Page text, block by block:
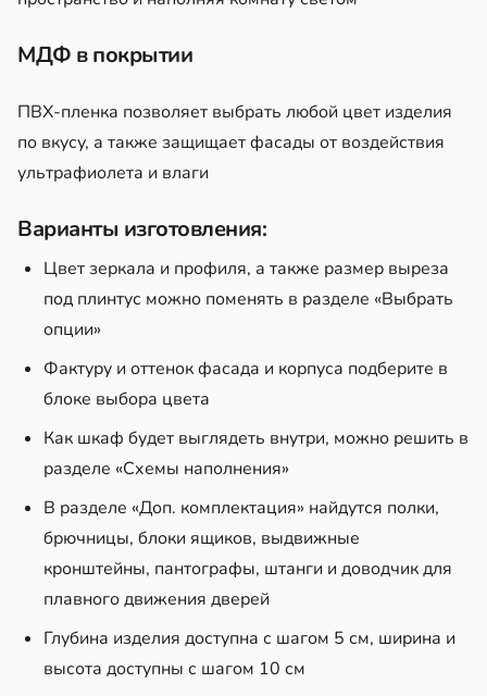
МДФ в покрытии
ПВХ-пленка позволяет выбрать любой цвет изделия
по вкусу, а также защищает фасады от воздействия
ультрафиолета и влаги
Варианты изготовления:
Цвет зеркала и профиля, а также размер выреза
под плинтус можно поменять в разделе «Выбрать
опции»
Фактуру и оттенок фасада и корпуса подберите в
блоке выбора цвета
Как шкаф будет выглядеть внутри, можно решить в
разделе «Схемы наполнения»
В разделе «Доп. комплектация» найдутся полки,
брючницы, блоки ящиков, выдвижные
кронштейны, пантографы, штанги и доводчик для
плавного движения дверей
Глубина изделия доступна с шагом 5 см, ширина и
высота доступны с шагом 10 см